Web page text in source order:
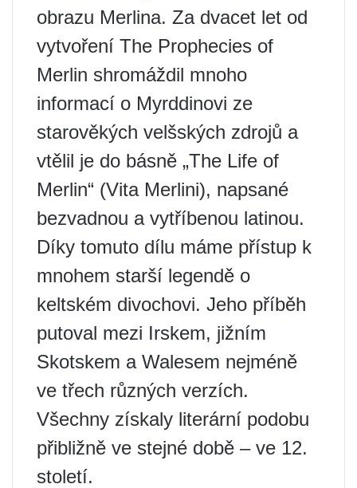
obrazu Merlina. Za dvacet let od
vytvoření The Prophecies of
Merlin shromáždil mnoho
informací o Myrddinovi ze
starověkých velšských zdrojů a
vtělil je do básně „The Life of
Merlin“ (Vita Merlini), napsané
bezvadnou a vytříbenou latinou.
Díky tomuto dílu máme přístup k
mnohem starší legendě o
keltském divochovi. Jeho příběh
putoval mezi Irskem, jižním
Skotskem a Walesem nejméně
ve třech různých verzích.
Všechny získaly literární podobu
přibližně ve stejné době – ve 12.
století.